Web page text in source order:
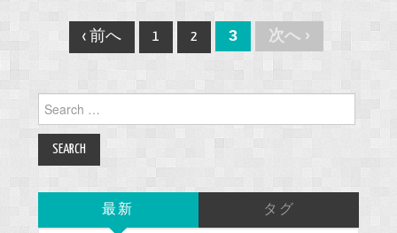
Post
navigation
‹ 前へ 1 2 3 次へ ›
Search
for:
最新 タグ